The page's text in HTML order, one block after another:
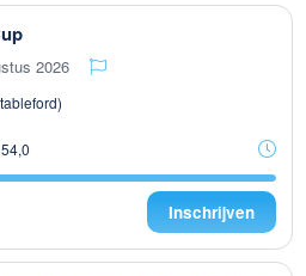
2026
Inschrijven